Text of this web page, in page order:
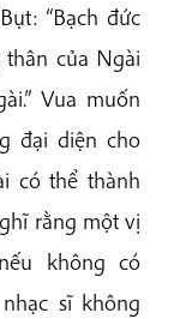
“Bạch đức
của Ngài
Vua muốn
đại diện cho
có thể thành
rằng một vị
không có
sĩ không